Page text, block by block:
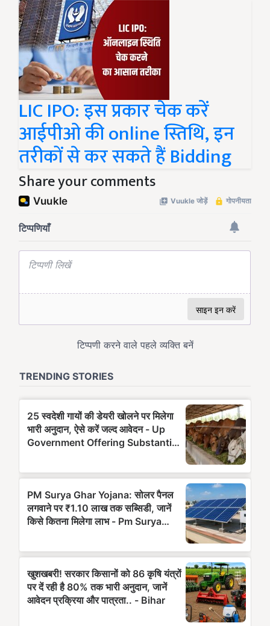
LIC IPO: इस प्रकार चेक करें
आईपीओ की online स्तिथि, इन
तरीकों से कर सकते हैं Bidding
Share your comments